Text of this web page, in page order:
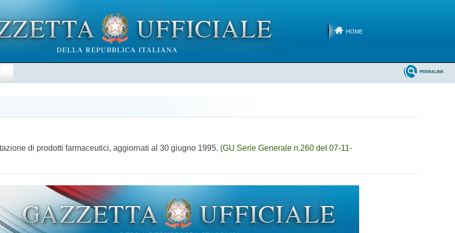
HOME
PERMALINK
di prodotti farmaceutici, aggiornati al 30 giugno 1995. (GU Serie Generale n.260 del 07-11-